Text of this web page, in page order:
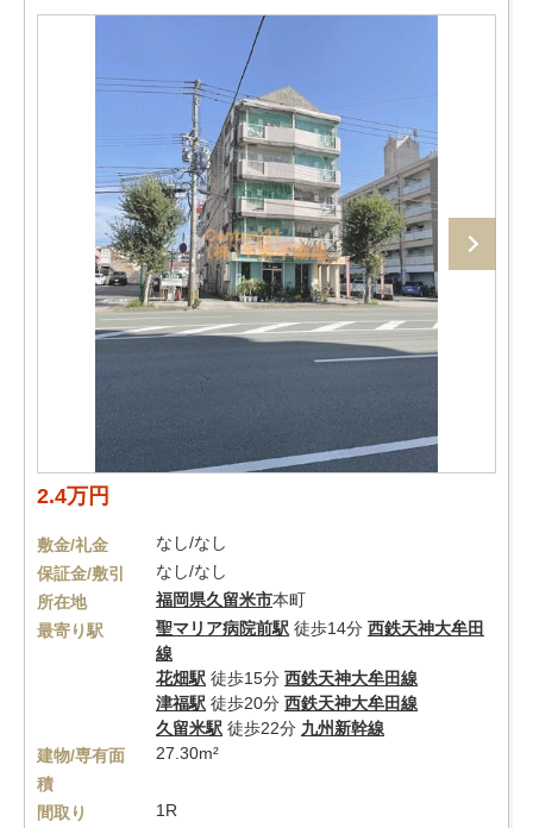
2.4万円
敷金/礼金
なし/なし
保証金/敷引
なし/なし
所在地
福岡県久留米市本町
最寄り駅
聖マリア病院前駅 徒歩14分 西鉄天神大牟田
線
花畑駅 徒歩15分 西鉄天神大牟田線
津福駅 徒歩20分 西鉄天神大牟田線
久留米駅 徒歩22分 九州新幹線
建物/専有面
積
27.30m²
間取り
1R